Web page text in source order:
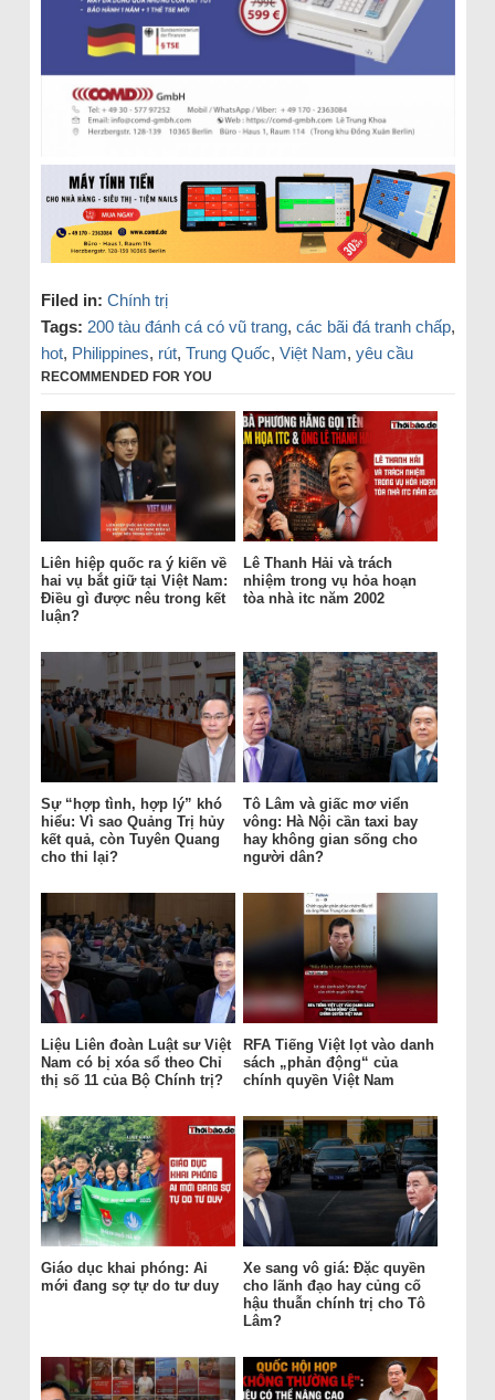
Filed in: Chính trị
Tags: 200 tàu đánh cá có vũ trang, các bãi đá tranh chấp,
hot, Philippines, rút, Trung Quốc, Việt Nam, yêu cầu
RECOMMENDED FOR YOU
Liên hiệp quốc ra ý kiến về
hai vụ bắt giữ tại Việt Nam:
Điều gì được nêu trong kết
luận?
Lê Thanh Hải và trách
nhiệm trong vụ hỏa hoạn
tòa nhà itc năm 2002
Sự “hợp tình, hợp lý” khó
hiểu: Vì sao Quảng Trị hủy
kết quả, còn Tuyên Quang
cho thi lại?
Tô Lâm và giấc mơ viển
vông: Hà Nội cần taxi bay
hay không gian sống cho
người dân?
Liệu Liên đoàn Luật sư Việt
Nam có bị xóa sổ theo Chỉ
thị số 11 của Bộ Chính trị?
RFA Tiếng Việt lọt vào danh
sách „phản động“ của
chính quyền Việt Nam
Giáo dục khai phóng: Ai
mới đang sợ tự do tư duy
Xe sang vô giá: Đặc quyền
cho lãnh đạo hay củng cố
hậu thuẫn chính trị cho Tô
Lâm?